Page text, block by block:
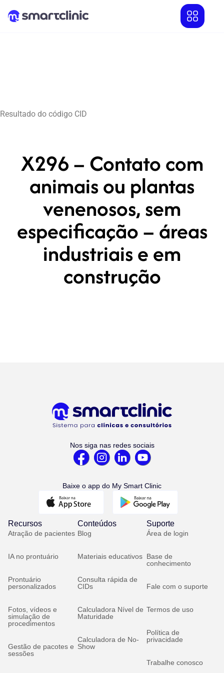
Resultado do código CID
X296 – Contato com
animais ou plantas
venenosos, sem
especificação – áreas
industriais e em
construção
Nos siga nas redes sociais
Baixe o app do My Smart Clinic
Recursos
Atração de pacientes
IA no prontuário
Prontuário
personalizados
Fotos, vídeos e
simulação de
procedimentos
Gestão de pacotes e
sessões
Conteúdos
Blog
Materiais educativos
Consulta rápida de
CIDs
Calculadora Nível de
Maturidade
Calculadora de No-
Show
Suporte
Área de login
Base de
conhecimento
Fale com o suporte
Termos de uso
Política de
privacidade
Trabalhe conosco